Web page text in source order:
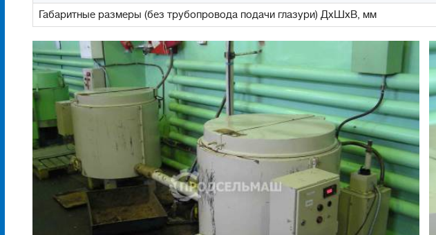
Габаритные размеры (без трубопровода подачи глазури) ДхШхВ, мм